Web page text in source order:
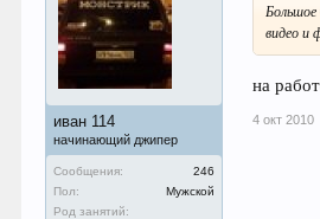
иван 114
начинающий джипер
Сообщения:
246
Пол:
Мужской
Род занятий:
Большое
видео и
на
4 окт 2010